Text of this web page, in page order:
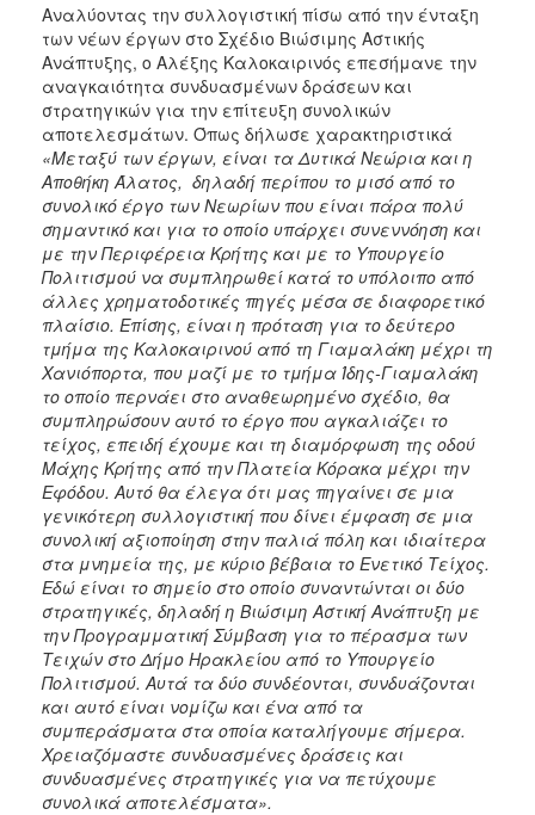
Αναλύοντας την συλλογιστική πίσω από την ένταξη
των νέων έργων στο Σχέδιο Βιώσιμης Αστικής
Ανάπτυξης, ο Αλέξης Καλοκαιρινός επεσήμανε την
αναγκαιότητα συνδυασμένων δράσεων και
στρατηγικών για την επίτευξη συνολικών
αποτελεσμάτων. Όπως δήλωσε χαρακτηριστικά
«Μεταξύ των έργων, είναι τα Δυτικά Νεώρια και η
Αποθήκη Άλατος, δηλαδή περίπου το μισό από το
συνολικό έργο των Νεωρίων που είναι πάρα πολύ
σημαντικό και για το οποίο υπάρχει συνεννόηση και
με την Περιφέρεια Κρήτης και με το Υπουργείο
Πολιτισμού να συμπληρωθεί κατά το υπόλοιπο από
άλλες χρηματοδοτικές πηγές μέσα σε διαφορετικό
πλαίσιο. Επίσης, είναι η πρόταση για το δεύτερο
τμήμα της Καλοκαιρινού από τη Γιαμαλάκη μέχρι τη
Χανιόπορτα, που μαζί με το τμήμα Ίδης-Γιαμαλάκη
το οποίο περνάει στο αναθεωρημένο σχέδιο, θα
συμπληρώσουν αυτό το έργο που αγκαλιάζει το
τείχος, επειδή έχουμε και τη διαμόρφωση της οδού
Μάχης Κρήτης από την Πλατεία Κόρακα μέχρι την
Εφόδου. Αυτό θα έλεγα ότι μας πηγαίνει σε μια
γενικότερη συλλογιστική που δίνει έμφαση σε μια
συνολική αξιοποίηση στην παλιά πόλη και ιδιαίτερα
στα μνημεία της, με κύριο βέβαια το Ενετικό Τείχος.
Εδώ είναι το σημείο στο οποίο συναντώνται οι δύο
στρατηγικές, δηλαδή η Βιώσιμη Αστική Ανάπτυξη με
την Προγραμματική Σύμβαση για το πέρασμα των
Τειχών στο Δήμο Ηρακλείου από το Υπουργείο
Πολιτισμού. Αυτά τα δύο συνδέονται, συνδυάζονται
και αυτό είναι νομίζω και ένα από τα
συμπεράσματα στα οποία καταλήγουμε σήμερα.
Χρειαζόμαστε συνδυασμένες δράσεις και
συνδυασμένες στρατηγικές για να πετύχουμε
συνολικά αποτελέσματα».